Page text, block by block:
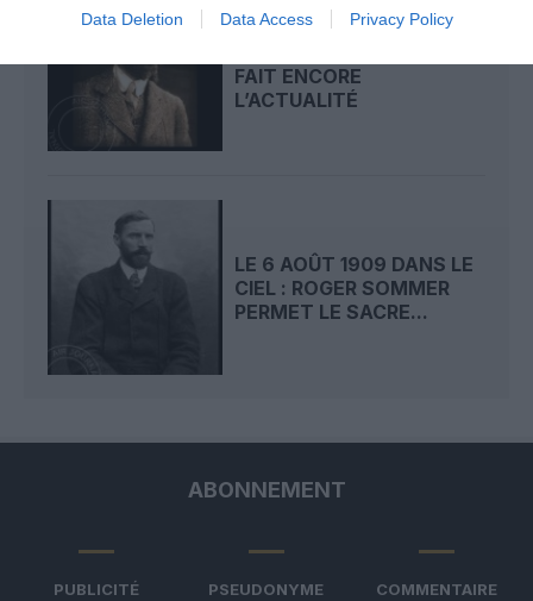
Data Deletion Data Access Privacy Policy
LE 7 AOÛT 1909 DANS LE
FAIT ENCORE
L’ACTUALITÉ
LE 6 AOÛT 1909 DANS LE
CIEL : ROGER SOMMER
PERMET LE SACRE...
ABONNEMENT
PUBLICITÉ
PSEUDONYME
COMMENTAIRE